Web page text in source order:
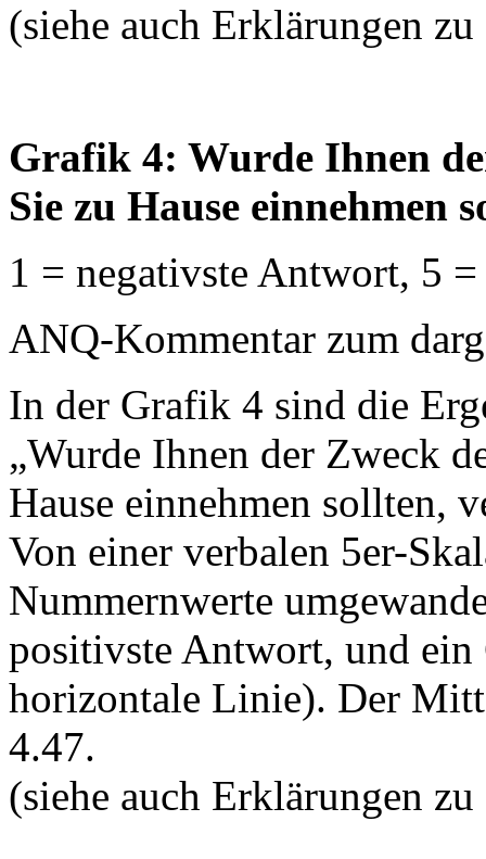
(siehe auch Erklärungen
Grafik 4: Wurde Ihnen
Sie zu Hause einnehmen
1 = negativste Antwort, 5
ANQ-Kommentar zum
In der Grafik 4 sind die
„Wurde Ihnen der Zweck
Hause einnehmen sollten,
Von einer verbalen 5er-
Nummernwerte
positivste Antwort, und ein
horizontale Linie). Der
4.47.
(siehe auch Erklärungen